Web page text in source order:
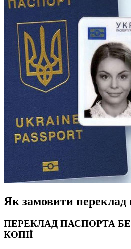
Як замовити переклад
ПЕРЕКЛАД ПАСПОРТА
КОПІЇ